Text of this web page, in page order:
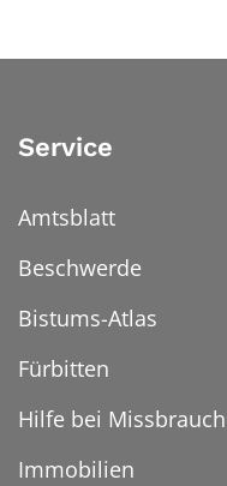
Service
Amtsblatt
Beschwerde
Bistums-Atlas
Fürbitten
Hilfe bei Missbrauch
Immobilien